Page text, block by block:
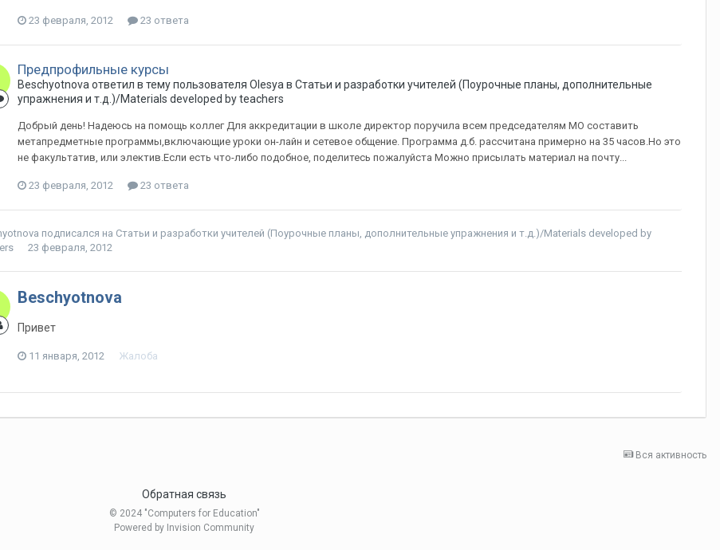
23 февраля, 2012 23 ответа
Предпрофильные курсы
Beschyotnova ответил в тему пользователя Olesya в Статьи и разработки учителей (Поурочные планы, дополнительные
упражнения и т.д.)/Materials developed by teachers
Добрый день! Надеюсь на помощь коллег Для аккредитации в школе директор поручила всем председателям МО составить
метапредметные программы,включающие уроки он-лайн и сетевое общение. Программа д.б. рассчитана примерно на 35 часов.Но это
не факультатив, или электив.Если есть что-либо подобное, поделитесь пожалуйста Можно присылать материал на почту...
23 февраля, 2012 23 ответа
подписался на Статьи и разработки учителей (Поурочные планы, дополнительные упражнения и т.д.)/Materials developed by
23 февраля, 2012
Beschyotnova
Привет
11 января, 2012 Жалоба
Вся активность
Обратная связь
© 2024 "Computers for Education"
Powered by Invision Community